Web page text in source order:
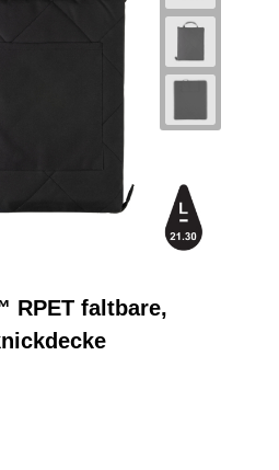
RPET faltbare,